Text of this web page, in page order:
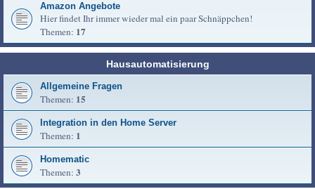
Amazon Angebote
Hier findet Ihr immer wieder mal ein paar Schnäppchen!
Themen: 17
Hausautomatisierung
Allgemeine Fragen
Themen: 15
Integration in den Home Server
Themen: 1
Homematic
Themen: 3